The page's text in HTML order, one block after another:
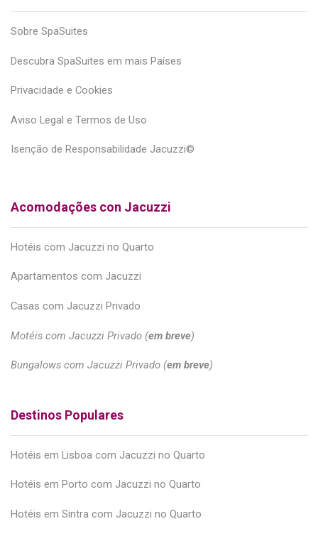
Sobre SpaSuites
Descubra SpaSuites em mais Países
Privacidade e Cookies
Aviso Legal e Termos de Uso
Isenção de Responsabilidade Jacuzzi©
Acomodações con Jacuzzi
Hotéis com Jacuzzi no Quarto
Apartamentos com Jacuzzi
Casas com Jacuzzi Privado
Motéis com Jacuzzi Privado (em breve)
Bungalows com Jacuzzi Privado (em breve)
Destinos Populares
Hotéis em Lisboa com Jacuzzi no Quarto
Hotéis em Porto com Jacuzzi no Quarto
Hotéis em Sintra com Jacuzzi no Quarto